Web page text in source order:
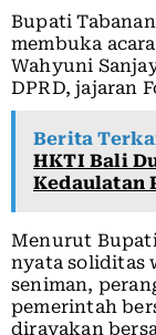
Bupati
membuka
Wahyuni
DPRD, jajaran
Berita
HKTI Bali
Kedaulatan
Menurut
nyata soliditas
seniman,
pemerintah
dirayakan